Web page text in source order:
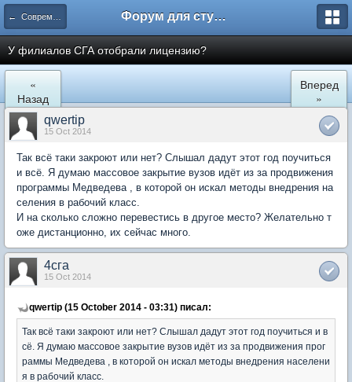
← Современная Гуманитарная Академия Форум для студента СГА
У филиалов СГА отобрали лицензию?
«
Назад
Вперед
»
qwertip
15 Oct 2014
Так всё таки закроют или нет? Слышал дадут этот год поучиться
и всё. Я думаю массовое закрытие вузов идёт из за продвижения
программы Медведева , в которой он искал методы внедрения на
селения в рабочий класс.
И на сколько сложно перевестись в другое место? Желательно т
оже дистанционно, их сейчас много.
4сга
15 Oct 2014
qwertip (15 October 2014 - 03:31) писал:
Так всё таки закроют или нет? Слышал дадут этот год поучиться и в
сё. Я думаю массовое закрытие вузов идёт из за продвижения прог
раммы Медведева , в которой он искал методы внедрения населени
я в рабочий класс.